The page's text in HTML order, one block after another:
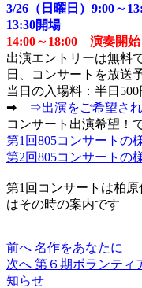
3/26（日曜日）9:00～
13:30開場
14:00～18:00 演奏開
出演エントリーは無料
日、コンサートを放送
当日の入場料：半日
➡
⇒出演をご希望さ
コンサート出演希望！
第1回805コンサートの
第2回805コンサートの
第1回コンサートは柏
はその時の案内です
投
稿
前へ 過
去
の
名作をあなたに
次へ 次
の
第６期ボランティ
知らせ